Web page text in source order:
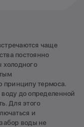
чаще
постоянно
холодного
принципу термоса.
до определенной
Для этого
и
воды не